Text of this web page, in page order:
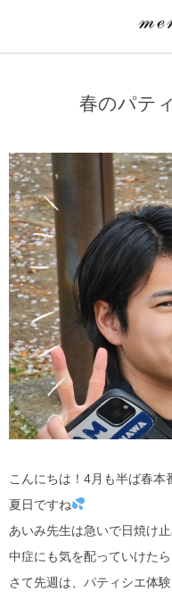
春のパテ
こんにちは！4月も半ば春本
夏日ですね
あいみ先生は急いで日焼け
中症にも気を配っていけた
さて先週は、パティシエ体
merry attic ミュージッククラス